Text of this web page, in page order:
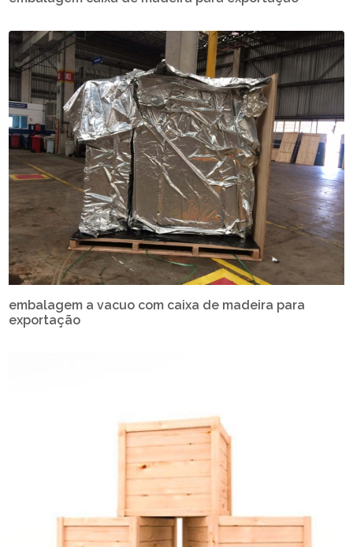
embalagem a vacuo com caixa de madeira para
exportação